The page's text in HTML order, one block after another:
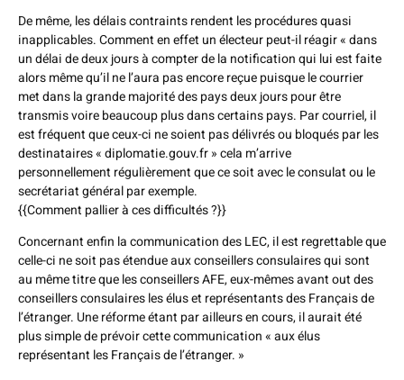
De même, les délais contraints rendent les procédures quasi
inapplicables. Comment en effet un électeur peut-il réagir « dans
un délai de deux jours à compter de la notification qui lui est faite
alors même qu’il ne l’aura pas encore reçue puisque le courrier
met dans la grande majorité des pays deux jours pour être
transmis voire beaucoup plus dans certains pays. Par courriel, il
est fréquent que ceux-ci ne soient pas délivrés ou bloqués par les
destinataires « diplomatie.gouv.fr » cela m’arrive
personnellement régulièrement que ce soit avec le consulat ou le
secrétariat général par exemple.
{{Comment pallier à ces difficultés ?}}
Concernant enfin la communication des LEC, il est regrettable que
celle-ci ne soit pas étendue aux conseillers consulaires qui sont
au même titre que les conseillers AFE, eux-mêmes avant out des
conseillers consulaires les élus et représentants des Français de
l’étranger. Une réforme étant par ailleurs en cours, il aurait été
plus simple de prévoir cette communication « aux élus
représentant les Français de l’étranger. »